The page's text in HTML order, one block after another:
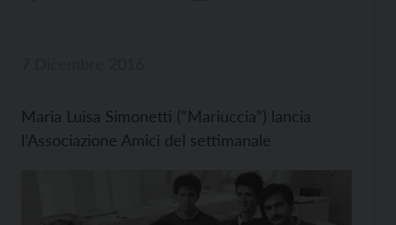
Maria Luisa Simonetti (“Mariuccia”) lancia
l’Associazione Amici del settimanale